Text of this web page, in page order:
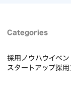
Categories
採用ノウハウイベ
スタートアップ採